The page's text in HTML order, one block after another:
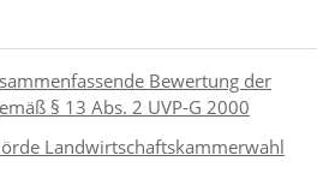
Bewertung der
§ 13 Abs. 2 UVP-G 2000
Landwirtschaftskammerwahl